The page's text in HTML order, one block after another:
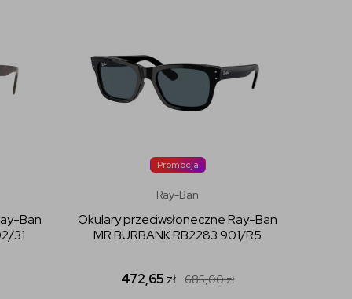
Ban
31
Promocja
Ray-Ban
Okulary przeciwsłoneczne Ray-Ban
MR BURBANK RB2283 901/R5
472,65 zł 685,00zł